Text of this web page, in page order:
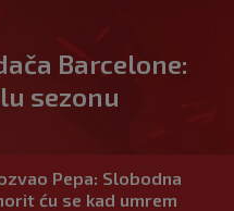
Barcelone:
sezonu
Pepa: Slobodna
ću se kad umrem